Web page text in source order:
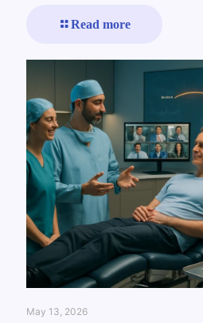
Read more
May 13, 2026